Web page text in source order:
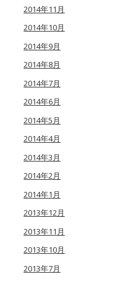
2014年11月
2014年10月
2014年9月
2014年8月
2014年7月
2014年6月
2014年5月
2014年4月
2014年3月
2014年2月
2014年1月
2013年12月
2013年11月
2013年10月
2013年7月